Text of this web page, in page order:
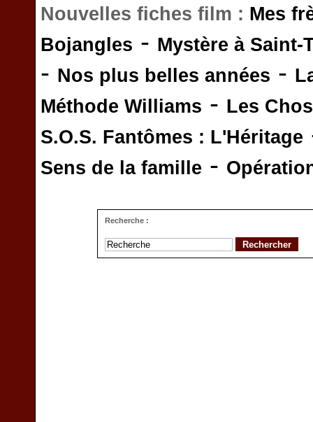
Nouvelles fiches film : Mes
Bojangles - Mystère à Saint-
- Nos plus belles années -
Méthode Williams - Les
S.O.S. Fantômes : L'Héritage
Sens de la famille -
Recherche :